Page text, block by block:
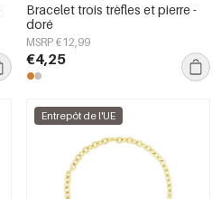
Bracelet trois trèfles et pierre -
doré
MSRP €12,99
€4,25
Entrepôt de l'UE